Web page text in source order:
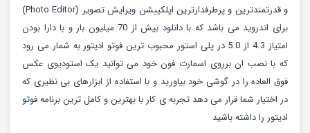
و قدرتمندترین و پرطرفدارترین اپلکییشن ویرایش تصویر (Photo Editor)
برای اندروید می باشد که با دانلود بیش از 70 میلیون بار و با دارا بودن
امتیاز 4.3 از 5.0 در پلی استور محبوب ترین فوتو ادیتور به شمار می رود
که با نصب ان برروی اسمارت فون خود می توانید یک استودیوی عکس
فوق العاده را در گوشی خود بیاورید و با استفاده از ابزارهای بی نظیری که
در اختیار شما قرار می دهد تجربه ی کار با بهترین و کامل ترین برنامه فوتو
ادیتور را داشته باشید